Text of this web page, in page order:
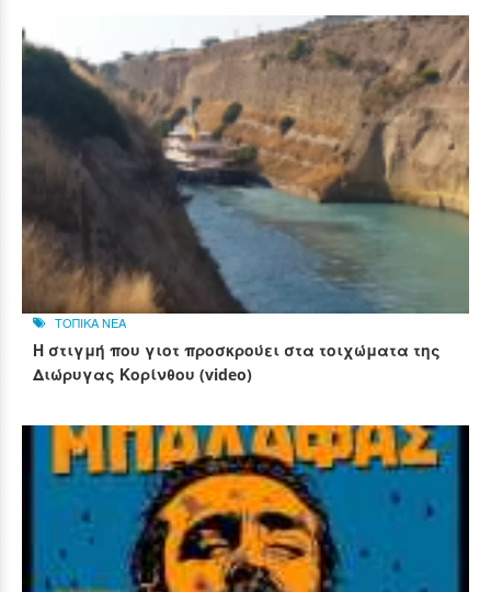
ΤΟΠΙΚΑ ΝΕΑ
Η στιγμή που γιοτ προσκρούει στα τοιχώματα της
Διώρυγας Κορίνθου (video)